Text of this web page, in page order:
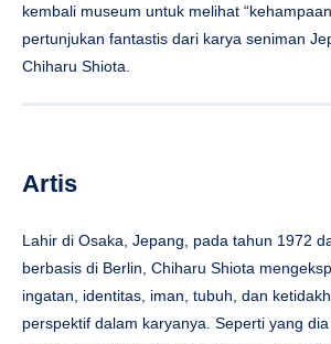
kembali museum untuk melihat
pertunjukan fantastis dari karya seniman
Chiharu Shiota.
Artis
Lahir di Osaka, Jepang, pada tahun 1972
berbasis di Berlin, Chiharu Shiota
ingatan, identitas, iman, tubuh, dan
perspektif dalam karyanya. Seperti yang